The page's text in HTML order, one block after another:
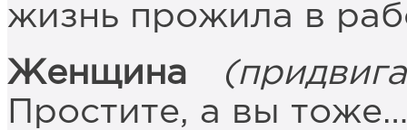
жизнь прожила в
Женщина
Простите, а вы